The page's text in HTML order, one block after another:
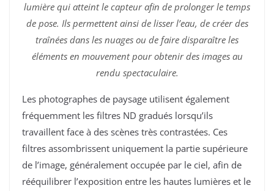
lumière qui atteint le capteur afin de prolonger le temps
de pose. Ils permettent ainsi de lisser l’eau, de créer des
traînées dans les nuages ou de faire disparaître les
éléments en mouvement pour obtenir des images au
rendu spectaculaire.
Les photographes de paysage utilisent également
fréquemment les filtres ND gradués lorsqu’ils
travaillent face à des scènes très contrastées. Ces
filtres assombrissent uniquement la partie supérieure
de l’image, généralement occupée par le ciel, afin de
rééquilibrer l’exposition entre les hautes lumières et le